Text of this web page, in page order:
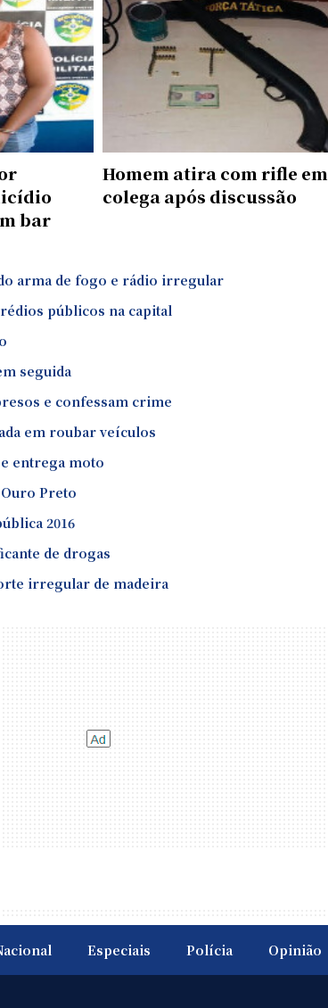
bar
Homem atira com rifle em
colega após discussão
arma de fogo e rádio irregular
públicos na capital
seguida
e confessam crime
em roubar veículos
entrega moto
Preto
2016
de drogas
irregular de madeira
Especiais Polícia Opinião